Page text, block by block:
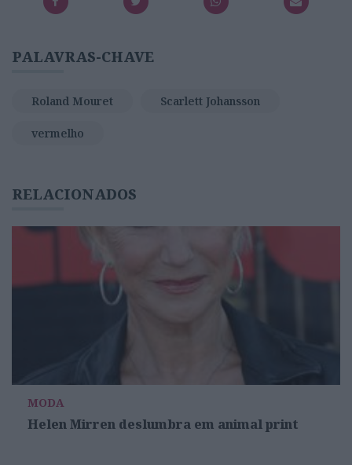
PALAVRAS-CHAVE
Roland Mouret Scarlett Johansson
vermelho
RELACIONADOS
MODA
Helen Mirren deslumbra em animal print